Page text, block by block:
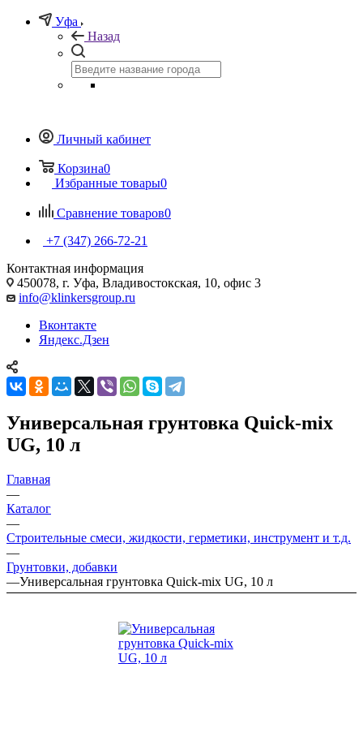
Уфа
Назад
Личный кабинет
Корзина0
Избранные товары0
Сравнение товаров0
+7 (347) 266-72-21
Контактная информация
450078, г. Уфа, Владивостокская, 10, офис 3
info@klinkersgroup.ru
Вконтакте
Яндекс.Дзен
Универсальная грунтовка Quick-mix
UG, 10 л
Главная
—
Каталог
—
Строительные смеси, жидкости, герметики, инструмент и т.д.
—
Грунтовки, добавки
—Универсальная грунтовка Quick-mix UG, 10 л